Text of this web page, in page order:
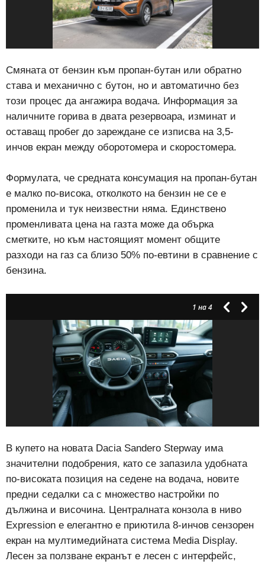
Смяната от бензин към пропан-бутан или обратно
става и механично с бутон, но и автоматично без
този процес да ангажира водача. Информация за
наличните горива в двата резервоара, изминат и
оставащ пробег до зареждане се изписва на 3,5-
инчов екран между оборотомера и скоростомера.
Формулата, че средната консумация на пропан-бутан
е малко по-висока, отколкото на бензин не се е
променила и тук неизвестни няма. Единствено
променливата цена на газта може да обърка
сметките, но към настоящият момент общите
разходи на газ са близо 50% по-евтини в сравнение с
бензина.
1 на 4
В купето на новата Dacia Sandero Stepway има
значителни подобрения, като се запазила удобната
по-високата позиция на седене на водача, новите
предни седалки са с множество настройки по
дължина и височина. Централната конзола в ниво
Expression е елегантно е приютила 8-инчов сензорен
екран на мултимедийната система Media Display.
Лесен за ползване екранът е лесен с интерфейс,